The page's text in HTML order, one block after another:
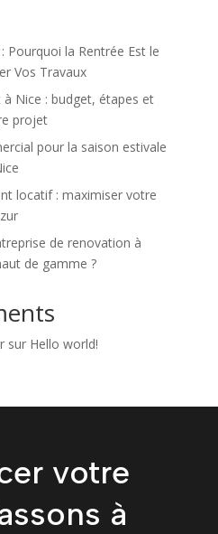
Pourquoi la Rentrée Est le
Vos Travaux
Nice : budget, étapes et
projet
pour la saison estivale
locatif : maximiser votre
de renovation à
de gamme ?
sur Hello world!
votre
à